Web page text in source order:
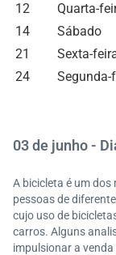
12
Quarta-
14
Sábado
21
Sexta-
24
Segunda-
03 de junho -
A bicicleta é um
pessoas de
cujo uso de
carros. Alguns
impulsionar a